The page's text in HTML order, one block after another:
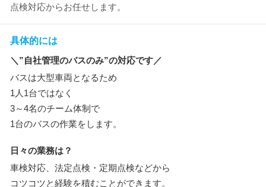
点検対応からお任せします。
具体的には
＼”自社管理のバスのみ”の対応です／
バスは大型車両となるため
1人1台ではなく
3～4名のチーム体制で
1台のバスの作業をします。
日々の業務は？
車検対応、法定点検・定期点検などから
コツコツと経験を積むことができます。